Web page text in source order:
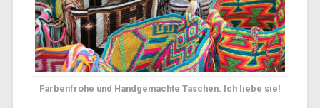
Farbenfrohe und Handgemachte Taschen. Ich liebe sie!